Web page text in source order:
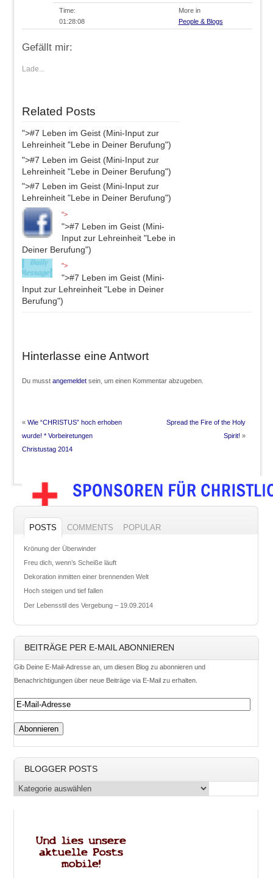
Time:
01:28:08
More in
People & Blogs
Gefällt mir:
Lade...
Related Posts
">#7 Leben im Geist (Mini-Input zur
Lehreinheit "Lebe in Deiner Berufung")
">#7 Leben im Geist (Mini-Input zur
Lehreinheit "Lebe in Deiner Berufung")
">#7 Leben im Geist (Mini-Input zur
Lehreinheit "Lebe in Deiner Berufung")
">
">#7 Leben im Geist (Mini-
Input zur Lehreinheit "Lebe in
Deiner Berufung")
">
">#7 Leben im Geist (Mini-
Input zur Lehreinheit "Lebe in Deiner
Berufung")
Hinterlasse eine Antwort
Du musst angemeldetsein, um einen Kommentar abzugeben.
« Wie “CHRISTUS” hoch erhoben
wurde! * Vorbeiretungen
Christustag 2014
Spread the Fire of the Holy
Spirit! »
POSTS COMMENTS POPULAR
Krönung der Überwinder
Freu dich, wenn’s Scheiße läuft
Dekoration inmitten einer brennenden Welt
Hoch steigen und tief fallen
Der Lebensstil des Vergebung – 19.09.2014
BEITRÄGE PER E-MAIL ABONNIEREN
Gib Deine E-Mail-Adresse an, um diesen Blog zu abonnieren und
Benachrichtigungen über neue Beiträge via E-Mail zu erhalten.
BLOGGER POSTS